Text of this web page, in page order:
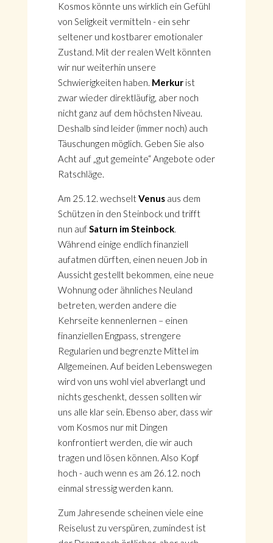
Kosmos könnte uns wirklich ein Gefühl
von Seligkeit vermitteln - ein sehr
seltener und kostbarer emotionaler
Zustand. Mit der realen Welt könnten
wir nur weiterhin unsere
Schwierigkeiten haben. Merkurist
zwar wieder direktläufig, aber noch
nicht ganz auf dem höchsten Niveau.
Deshalb sind leider (immer noch) auch
Täuschungen möglich. Geben Sie also
Acht auf „gut gemeinte“ Angebote oder
Ratschläge.
Am 25.12. wechseltVenusaus dem
Schützen in den Steinbock und trifft
nun aufSaturn im Steinbock.
Während einige endlich finanziell
aufatmen dürften, einen neuen Job in
Aussicht gestellt bekommen, eine neue
Wohnung oder ähnliches Neuland
betreten, werden andere die
Kehrseite kennenlernen – einen
finanziellen Engpass, strengere
Regularien und begrenzte Mittel im
Allgemeinen. Auf beiden Lebenswegen
wird von uns wohl viel abverlangt und
nichts geschenkt, dessen sollten wir
uns alle klar sein. Ebenso aber, dass wir
vom Kosmos nur mit Dingen
konfrontiert werden, die wir auch
tragen und lösen können. Also Kopf
hoch - auch wenn es am 26.12. noch
einmal stressig werden kann.
Zum Jahresende scheinen viele eine
Reiselust zu verspüren, zumindest ist